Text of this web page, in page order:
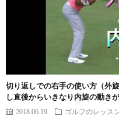
切り返しでの右手の使い方（外
し直後からいきなり内旋の動き
2018.06.19 ゴルフのレッス